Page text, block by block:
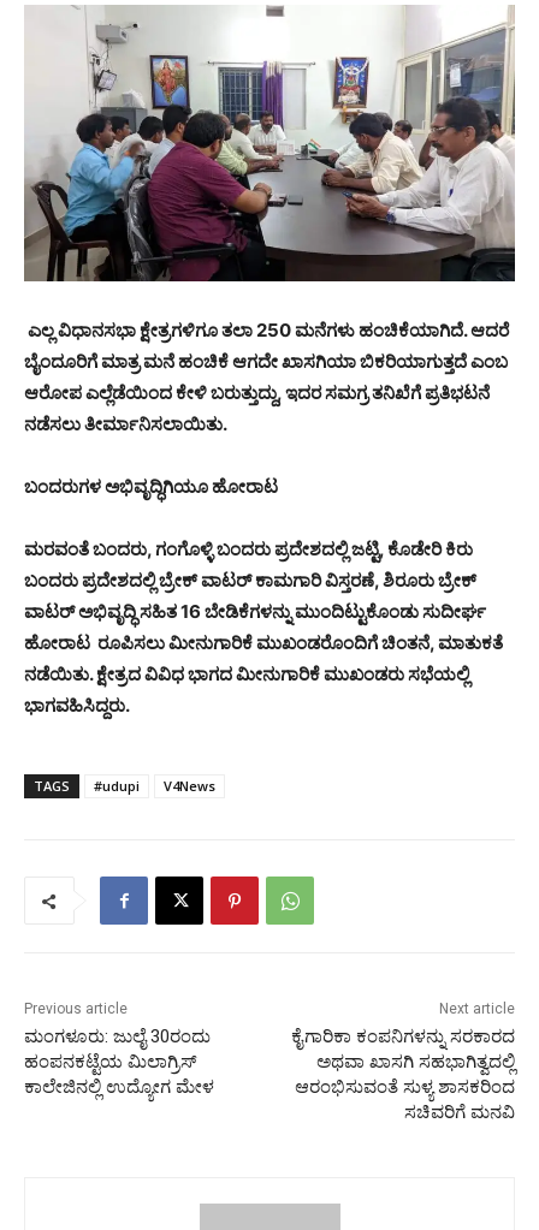
ಎಲ್ಲ ವಿಧಾನಸಭಾ ಕ್ಷೇತ್ರಗಳಿಗೂ ತಲಾ 250 ಮನೆಗಳು ಹಂಚಿಕೆಯಾಗಿದೆ. ಆದರೆ
ಬೈಂದೂರಿಗೆ ಮಾತ್ರ ಮನೆ ಹಂಚಿಕೆ ಆಗದೇ ಖಾಸಗಿಯಾ ಬಿಕರಿಯಾಗುತ್ತದೆ ಎಂಬ
ಆರೋಪ ಎಲ್ಲೆಡೆಯಿಂದ ಕೇಳಿ ಬರುತ್ತುದ್ದು, ಇದರ ಸಮಗ್ರ ತನಿಖೆಗೆ ಪ್ರತಿಭಟನೆ
ನಡೆಸಲು ತೀರ್ಮಾನಿಸಲಾಯಿತು.
ಬಂದರುಗಳ ಅಭಿವೃದ್ಧಿಗಿಯೂ ಹೋರಾಟ
ಮರವಂತೆ ಬಂದರು, ಗಂಗೊಳ್ಳಿ ಬಂದರು ಪ್ರದೇಶದಲ್ಲಿ ಜಟ್ಟಿ, ಕೊಡೇರಿ ಕಿರು
ಬಂದರು ಪ್ರದೇಶದಲ್ಲಿ ಬ್ರೇಕ್ ವಾಟರ್ ಕಾಮಗಾರಿ ವಿಸ್ತರಣೆ, ಶಿರೂರು ಬ್ರೇಕ್
ವಾಟರ್ ಅಭಿವೃದ್ಧಿ ಸಹಿತ 16 ಬೇಡಿಕೆಗಳನ್ನು ಮುಂದಿಟ್ಟುಕೊಂಡು ಸುದೀರ್ಘ
ಹೋರಾಟ ರೂಪಿಸಲು ಮೀನುಗಾರಿಕೆ ಮುಖಂಡರೊಂದಿಗೆ ಚಿಂತನೆ, ಮಾತುಕತೆ
ನಡೆಯಿತು. ಕ್ಷೇತ್ರದ ವಿವಿಧ ಭಾಗದ ಮೀನುಗಾರಿಕೆ ಮುಖಂಡರು ಸಭೆಯಲ್ಲಿ
ಭಾಗವಹಿಸಿದ್ದರು.
TAGS #udupi V4News
Previous article
ಮಂಗಳೂರು: ಜುಲೈ 30ರಂದು
ಹಂಪನಕಟ್ಟೆಯ ಮಿಲಾಗ್ರಿಸ್
ಕಾಲೇಜಿನಲ್ಲಿ ಉದ್ಯೋಗ ಮೇಳ
Next article
ಕೈಗಾರಿಕಾ ಕಂಪನಿಗಳನ್ನು ಸರಕಾರದ
ಅಥವಾ ಖಾಸಗಿ ಸಹಭಾಗಿತ್ವದಲ್ಲಿ
ಆರಂಭಿಸುವಂತೆ ಸುಳ್ಯ ಶಾಸಕರಿಂದ
ಸಚಿವರಿಗೆ ಮನವಿ